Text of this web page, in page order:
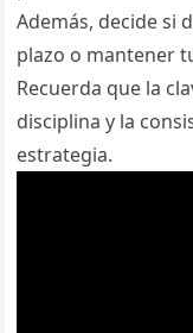
Además, decide si
plazo o mantener
Recuerda que la
disciplina y la
estrategia.